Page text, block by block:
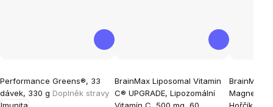
Performance Greens®, 33
dávek, 330 g Doplněk stravy
hodnocení
produktu
BrainMax Liposomal Vitamin
C® UPGRADE, Lipozomální
hodnocení
produktu
BrainMax
produktu